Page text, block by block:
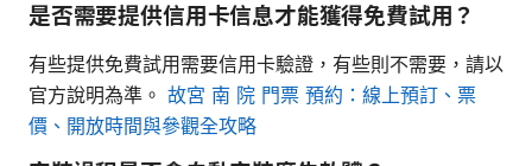
是否需要提供信用卡信息才能獲得免費試用？
有些提供免費試用需要信用卡驗證，有些則不需要，請以
官方說明為準。 故宮 南 院 門票 預約：線上預訂、票
價、開放時間與參觀全攻略